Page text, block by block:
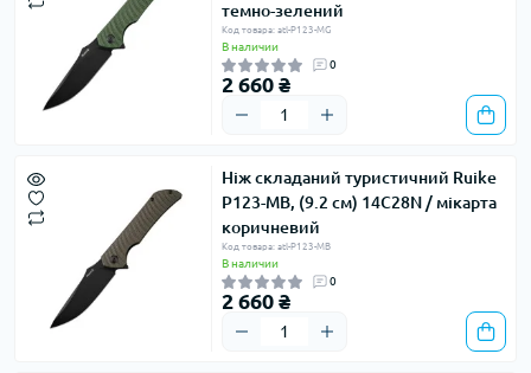
темно-зелений
Код товара: atl-P123-MG
В наличии
0
2 660 ₴
Ніж складаний туристичний Ruike
P123-MB, (9.2 см) 14C28N / мікарта
коричневий
Код товара: atl-P123-MB
В наличии
0
2 660 ₴